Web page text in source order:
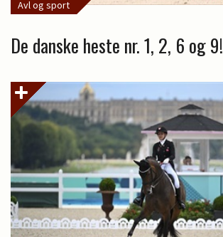
Avl og sport
De danske heste nr. 1, 2, 6 og 9!